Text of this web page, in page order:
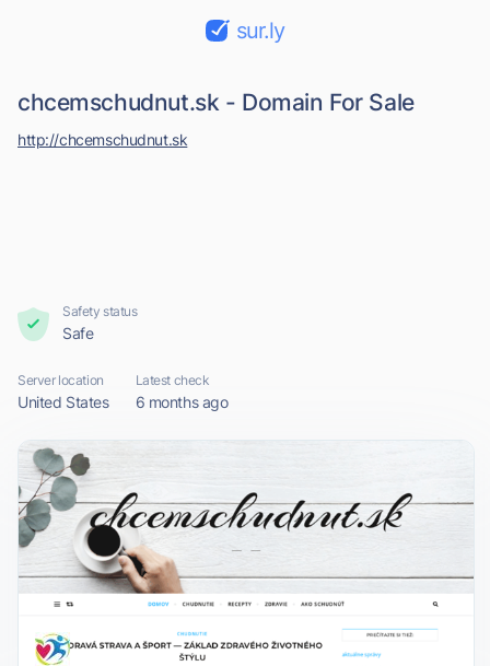
sur.ly
chcemschudnut.sk - Domain For Sale
http://chcemschudnut.sk
Safety status
Safe
Server location
United States
Latest check
6 months ago